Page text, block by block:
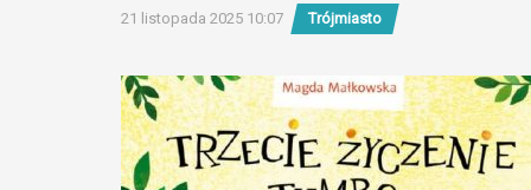
21 listopada 2025 10:07 Trójmiasto